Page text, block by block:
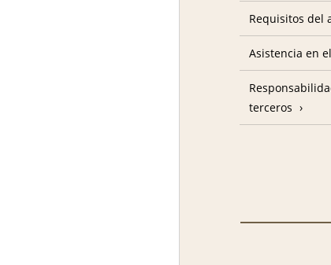
Requisitos del
Asistencia en
terceros